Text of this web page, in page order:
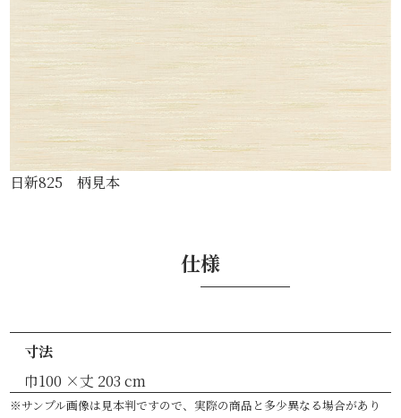
日新825 柄見本
仕様
寸法
巾100 ×丈 203 cm
※サンプル画像は見本判ですので、実際の商品と多少異なる場合があり